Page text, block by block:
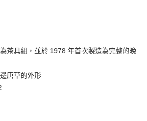
茶具組，並於 1978 年首次製造為完整的晚
唐草的外形